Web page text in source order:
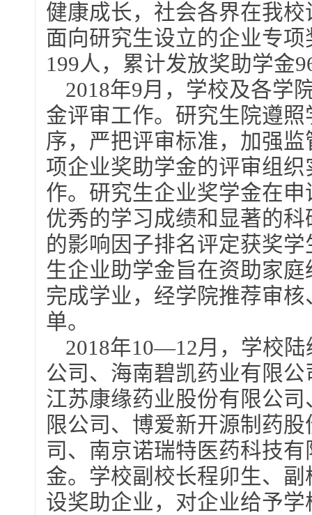
健康成长，社会各界在我
面向研究生设立的企业专
199人，累计发放奖助学金
2018年9月，学校及各学
金评审工作。研究生院遵
序，严把评审标准，加强
项企业奖助学金的评审组
作。研究生企业奖学金在
优秀的学习成绩和显著的
的影响因子排名评定获奖
生企业助学金旨在资助家
完成学业，经学院推荐审
单。
2018年10—12月，学校
公司、海南碧凯药业有限
江苏康缘药业股份有限公
限公司、博爱新开源制药
司、南京诺瑞特医药科技
金。学校副校长程卯生、
设奖助企业，对企业给予